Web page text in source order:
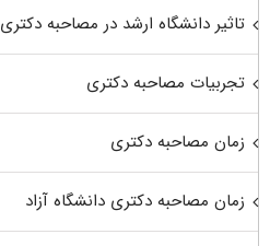
تاثیر دانشگاه ارشد در مصاحبه دکتری
تجربیات مصاحبه دکتری
زمان مصاحبه دکتری
زمان مصاحبه دکتری دانشگاه آزاد